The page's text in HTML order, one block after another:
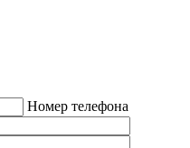
Номер телефона